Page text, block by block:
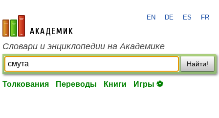
academic.ru
EN DE ES FR
Словари и энциклопедии на Академике
Найти!
Толкования Переводы Книги Игры ⚽